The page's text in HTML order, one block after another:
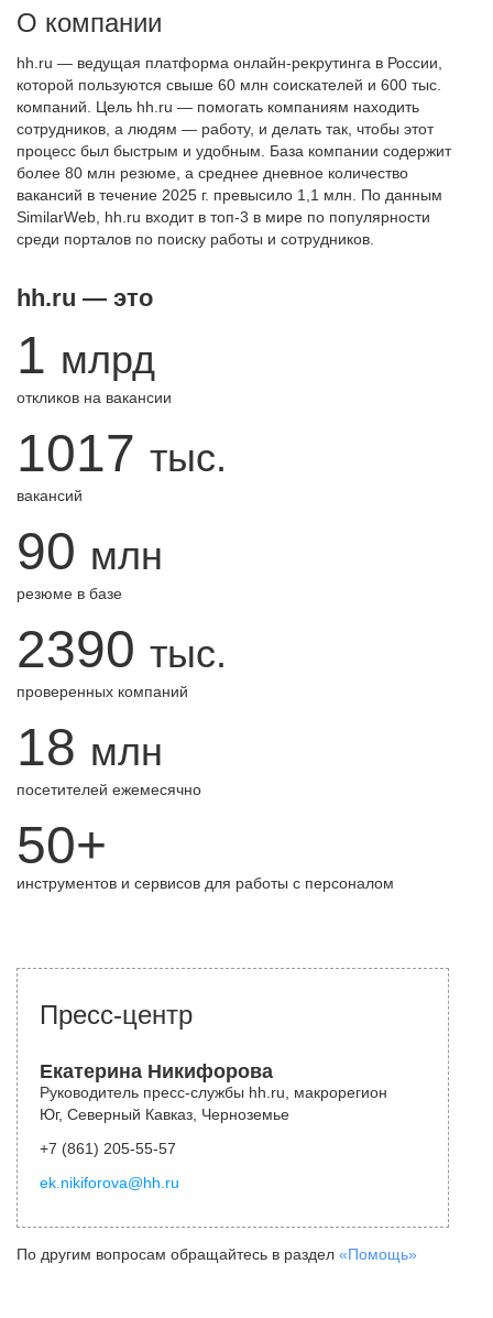
О компании
hh.ru — ведущая платформа онлайн-рекрутинга в России,
которой пользуются свыше 60 млн соискателей и 600 тыс.
компаний. Цель hh.ru — помогать компаниям находить
сотрудников, а людям — работу, и делать так, чтобы этот
процесс был быстрым и удобным. База компании содержит
более 80 млн резюме, а среднее дневное количество
вакансий в течение 2025 г. превысило 1,1 млн. По данным
SimilarWeb, hh.ru входит в топ-3 в мире по популярности
среди порталов по поиску работы и сотрудников.
hh.ru — это
1 млрд
откликов на вакансии
1017 тыс.
вакансий
90 млн
резюме в базе
2390 тыс.
проверенных компаний
18 млн
посетителей ежемесячно
50+
инструментов и сервисов для работы с персоналом
Пресс-центр
Екатерина Никифорова
Руководитель пресс-службы hh.ru, макрорегион
Юг, Северный Кавказ, Черноземье
+7 (861) 205-55-57
ek.nikiforova@hh.ru
По другим вопросам обращайтесь в раздел «Помощь»